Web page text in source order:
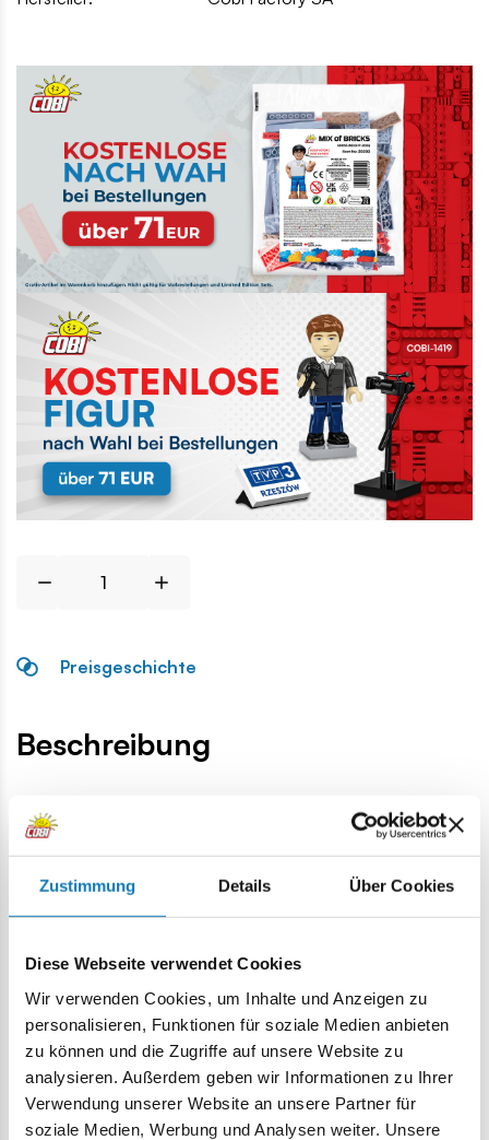
Zustimmung Details Über Cookies
Diese Webseite verwendet Cookies
Wir verwenden Cookies, um Inhalte und Anzeigen zu
personalisieren, Funktionen für soziale Medien anbieten
zu können und die Zugriffe auf unsere Website zu
analysieren. Außerdem geben wir Informationen zu Ihrer
Verwendung unserer Website an unsere Partner für
soziale Medien, Werbung und Analysen weiter. Unsere
Preisgeschichte
Beschreibung
Lokalizacja produktu:
Achtung: Nicht für Kinder unter 36 Monaten geeignet.
Erstickungsgefahr. Kleine Teile könnten verschluckt
werden. Wir empfehlen, die Verpackung als Referenz
aufzubewahren. Modell und Farben können leicht von der
Abbildung abweichen.